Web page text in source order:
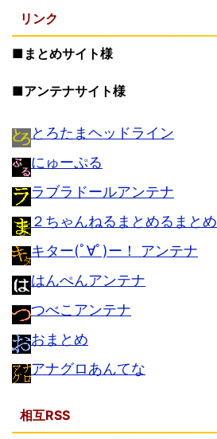
リンク
■まとめサイト様
■アンテナサイト様
とろたまヘッドライン
にゅーぷる
ラブラドールアンテナ
２ちゃんねるまとめるまとめ
キター(ﾟ∀ﾟ)ー！ アンテナ
はんぺんアンテナ
つべこアンテナ
おまとめ
アナグロあんてな
相互RSS